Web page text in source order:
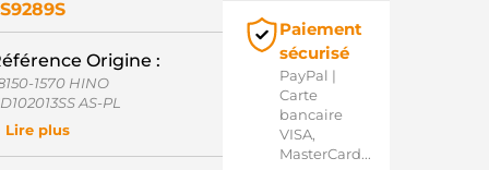
Origine :
1570 HINO
AS-PL
084-0109 SAWAFUJI
084-1009 SAWAFUJI
2714 NEW-ERA
Lire plus
Paiement
sécurisé
PayPal |
Carte
bancaire
VISA,
MasterCard...